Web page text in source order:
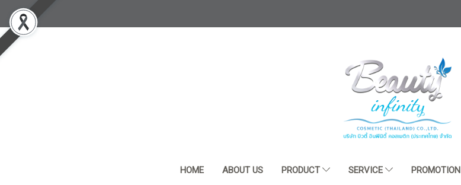
HOME ABOUT US PRODUCT SERVICE PROMOTION